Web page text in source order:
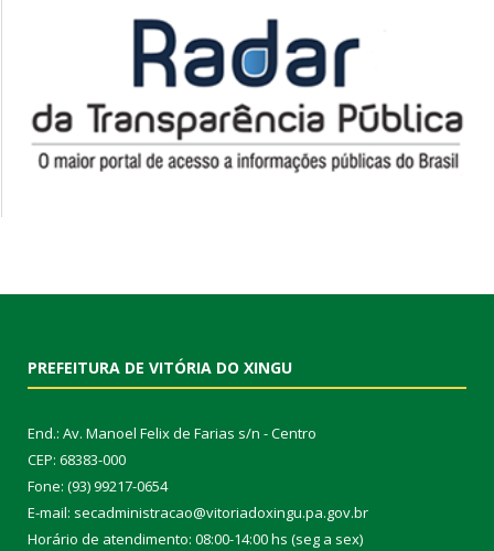
PREFEITURA DE VITÓRIA DO XINGU
End.: Av. Manoel Felix de Farias s/n - Centro
CEP: 68383-000
Fone: (93) 99217-0654
E-mail: secadministracao@vitoriadoxingu.pa.gov.br
Horário de atendimento: 08:00-14:00 hs (seg a sex)